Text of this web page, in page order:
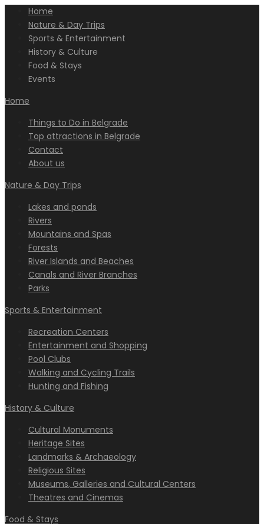
Home
Nature & Day Trips
Sports & Entertainment
History & Culture
Food & Stays
Events
Home
Things to Do in Belgrade
Top attractions in Belgrade
Contact
About us
Nature & Day Trips
Lakes and ponds
Rivers
Mountains and Spas
Forests
River Islands and Beaches
Canals and River Branches
Parks
Sports & Entertainment
Recreation Centers
Entertainment and Shopping
Pool Clubs
Walking and Cycling Trails
Hunting and Fishing
History & Culture
Cultural Monuments
Heritage Sites
Landmarks & Archaeology
Religious Sites
Museums, Galleries and Cultural Centers
Theatres and Cinemas
Food & Stays